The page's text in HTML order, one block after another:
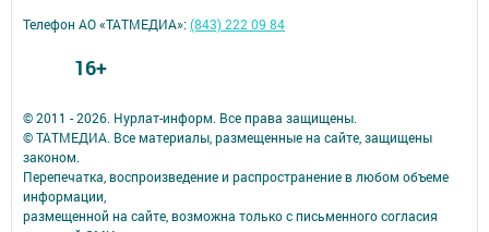
© 2011 - 2026. Нурлат-⁠информ. Все права защищены.
© ТАТМЕДИА. Все материалы, размещенные на сайте, защищены
законом.
Перепечатка, воспроизведение и распространение в любом объеме
информации,
размещенной на сайте, возможна только с письменного согласия
Телефон АО «ТАТМЕДИА»:(843) 222 09 84
16+